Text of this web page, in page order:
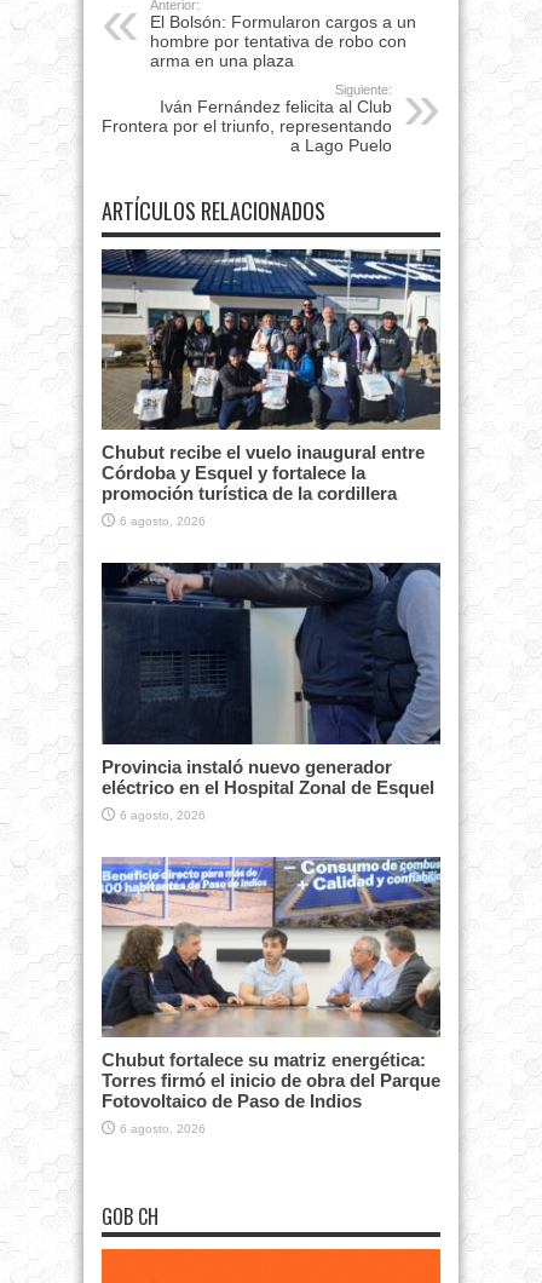
Anterior:
El Bolsón: Formularon cargos a un
hombre por tentativa de robo con
arma en una plaza
Siguiente:
Iván Fernández felicita al Club
Frontera por el triunfo, representando
a Lago Puelo
ARTÍCULOS RELACIONADOS
Chubut recibe el vuelo inaugural entre
Córdoba y Esquel y fortalece la
promoción turística de la cordillera
6 agosto, 2026
Provincia instaló nuevo generador
eléctrico en el Hospital Zonal de Esquel
6 agosto, 2026
Chubut fortalece su matriz energética:
Torres firmó el inicio de obra del Parque
Fotovoltaico de Paso de Indios
6 agosto, 2026
GOB CH